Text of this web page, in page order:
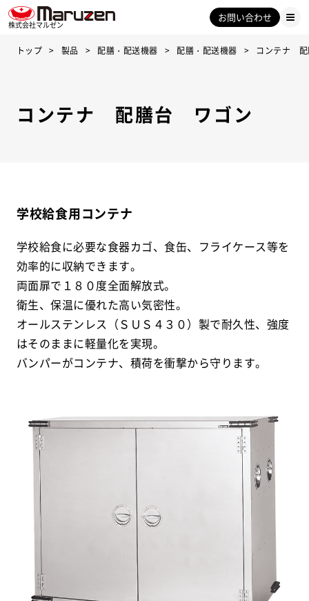
株式会社マルゼン
お問い合わせ
トップ 製品 配膳・配送機器 配膳・配送機器 コンテナ
コンテナ 配膳台 ワゴン
学校給食用コンテナ
学校給食に必要な食器カゴ、食缶、フライケース等を
効率的に収納できます。
両面扉で１８０度全面解放式。
衛生、保温に優れた高い気密性。
オールステンレス（ＳＵＳ４３０）製で耐久性、強度
はそのままに軽量化を実現。
バンパーがコンテナ、積荷を衝撃から守ります。